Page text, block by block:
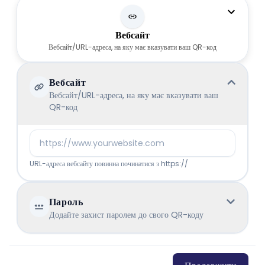
Вебсайт
Вебсайт/URL-адреса, на яку має вказувати ваш QR-код
Вебсайт
Вебсайт/URL-адреса, на яку має вказувати ваш
QR-код
URL-адреса вебсайту повинна починатися з https://
Пароль
Додайте захист паролем до свого QR-коду